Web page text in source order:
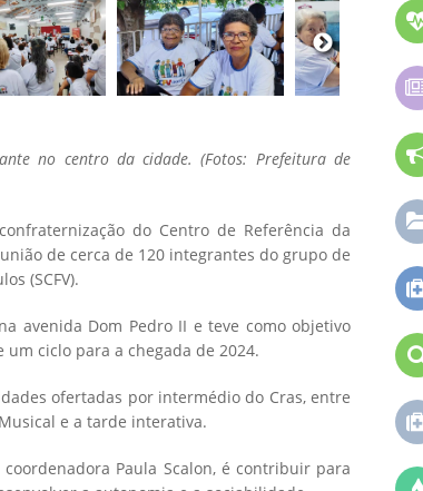
no centro da cidade. (Fotos: Prefeitura de
do Centro de Referência da
de cerca de 120 integrantes do grupo de
(SCFV).
avenida Dom Pedro II e teve como objetivo
ciclo para a chegada de 2024.
ofertadas por intermédio do Cras, entre
e a tarde interativa.
Paula Scalon, é contribuir para